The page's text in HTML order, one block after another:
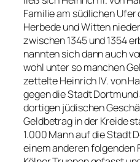
Familie am südlichen Ufer
Herbede und Witten
zwischen 1345 und 1354
nannten sich dann auch
wohl unter so manchen
zettelte Heinrich IV. von
gegen die Stadt
dortigen jüdischen
Geldbetrag in der Kreide
1.000 Mann auf die Stadt
einem anderen folgenden